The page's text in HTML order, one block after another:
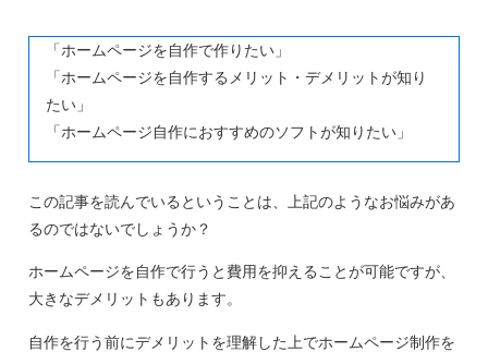
「ホームページを自作で作りたい」
「ホームページを自作するメリット・デメリットが知り
たい」
「ホームページ自作におすすめのソフトが知りたい」
この記事を読んでいるということは、上記のようなお悩みがあ
るのではないでしょうか？
ホームページを自作で行うと費用を抑えることが可能ですが、
大きなデメリットもあります。
自作を行う前にデメリットを理解した上でホームページ制作を